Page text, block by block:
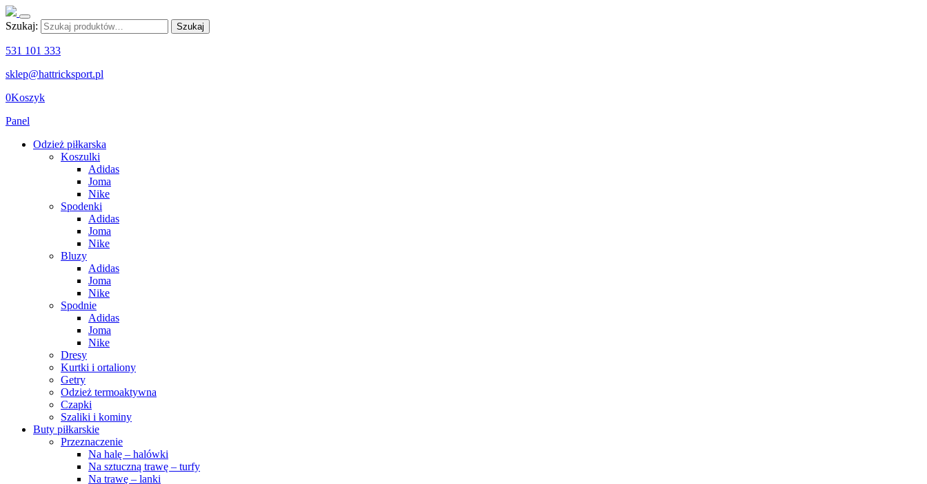
Szukaj: Szukaj
531 101 333
sklep@hattricksport.pl
0Koszyk
Panel
Odzież piłkarska
Koszulki
Adidas
Joma
Nike
Spodenki
Adidas
Joma
Nike
Bluzy
Adidas
Joma
Nike
Spodnie
Adidas
Joma
Nike
Dresy
Kurtki i ortaliony
Getry
Odzież termoaktywna
Czapki
Szaliki i kominy
Buty piłkarskie
Przeznaczenie
Na halę – halówki
Na sztuczną trawę – turfy
Na trawę – lanki